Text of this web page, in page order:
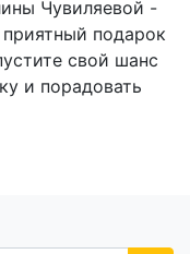
Чувиляевой -
подарок
свой шанс
и порадовать